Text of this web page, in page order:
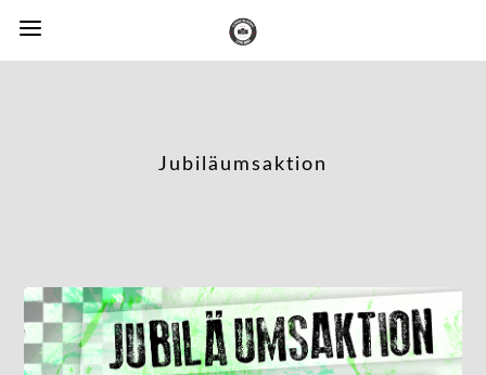
Jubiläumsaktion